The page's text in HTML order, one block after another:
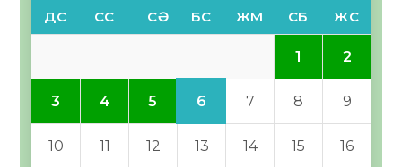
ДС СС СӘ БС ЖМ СБ ЖС
1 2
3 4 5 6 7 8 9
10 11 12 13 14 15 16